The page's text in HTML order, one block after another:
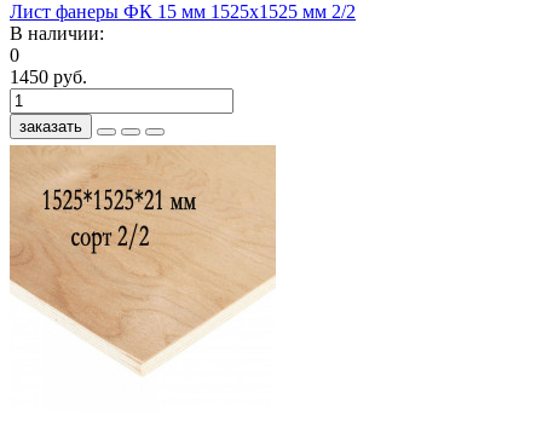
Лист фанеры ФК 15 мм 1525х1525 мм 2/2
В наличии:
0
1450 руб.
заказать